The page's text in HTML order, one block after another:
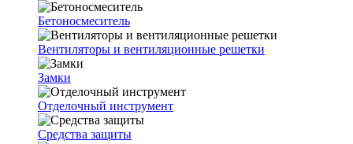
Бетоносмеситель
Вентиляторы и вентиляционные решетки
Замки
Отделочный инструмент
Средства защиты